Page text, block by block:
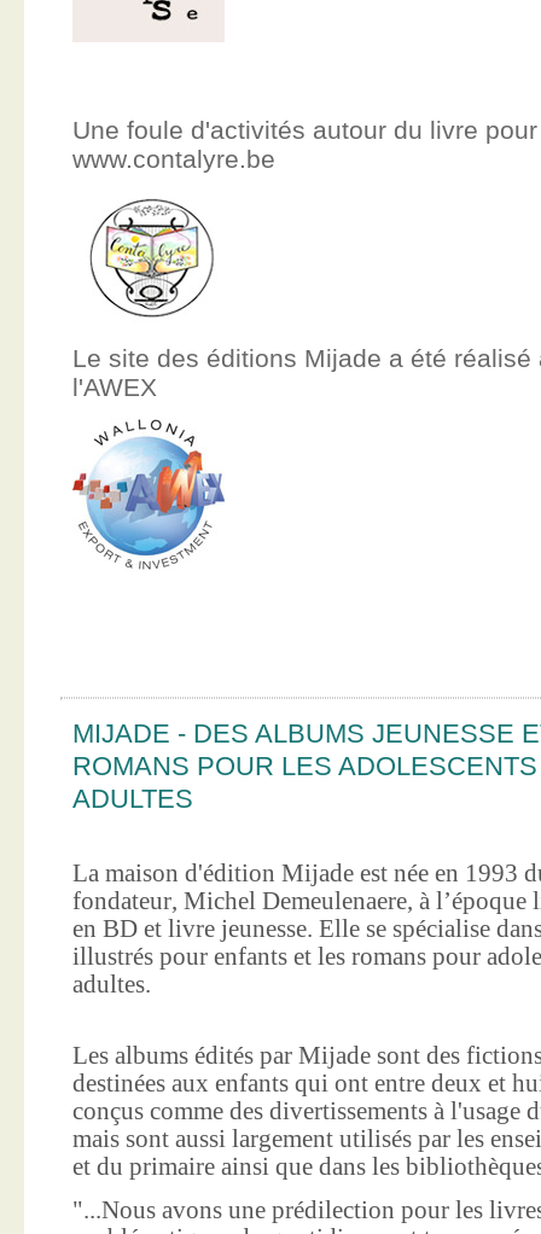
Une foule d'activités autour du livre
www.contalyre.be
Le site des éditions Mijade a été réalisé
l'AWEX
MIJADE - DES ALBUMS JEUNESSE
ROMANS POUR LES
ADULTES
La maison d'édition Mijade est née en 1993
fondateur, Michel Demeulenaere, à l’époque
en BD et livre jeunesse. Elle se spécialise
illustrés pour enfants et les romans pour
adultes.
Les albums édités par Mijade sont des
destinées aux enfants qui ont entre deux et
conçus comme des divertissements à
mais sont aussi largement utilisés par les
et du primaire ainsi que dans les
"...Nous avons une prédilection pour les